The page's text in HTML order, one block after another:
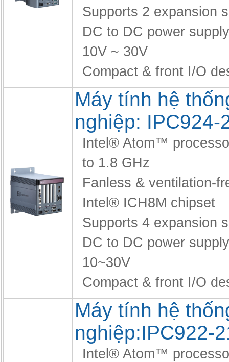
Supports 2 expansion
DC to DC power
10V ~ 30V
Compact & front I/O
Máy tính hệ
nghiệp: IPC924-
Intel® Atom™
to 1.8 GHz
Fanless & ventilation-
Intel® ICH8M chipset
Supports 4 expansion
DC to DC power
10~30V
Compact & front I/O
Máy tính hệ
nghiệp:IPC922-
Intel® Atom™